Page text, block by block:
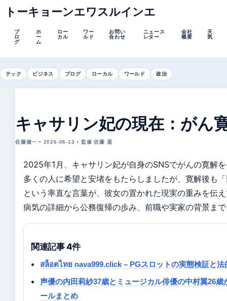
トーキョーンエワスルインエ
ブ
ロ
グ
ホ
ー
ム
ロー
カル
ワー
ルド
お問い
合わせ
ニュース
レター
会社
概要
天
気
テック ビジネス ブログ ローカル ワールド 政治
キャサリン妃の現在：がん
佐藤健一 • 2026-06-13 • 監修 佐藤 遥
2025年1月、キャサリン妃が自身のSNSでがんの寛解
多くの人に希望と安堵をもたらしましたが、寛解後も
という率直な言葉が、彼女の置かれた現実の重みを伝
病気の詳細から公務復帰の歩み、前職や実家の背景ま
関連記事 4件
สล็อตไทย nava999.click – PGスロットの実態検証と法
声優の内田莉紗37歳とミュージカル俳優の中村翼26
ールまとめ